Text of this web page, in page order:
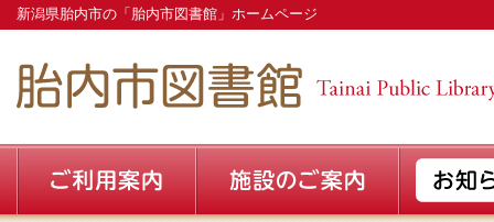
新潟県胎内市の「胎内市図書館」ホームページ